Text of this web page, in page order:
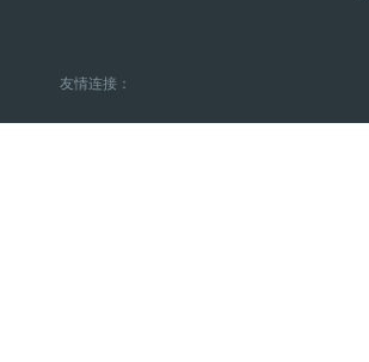
友情连接：